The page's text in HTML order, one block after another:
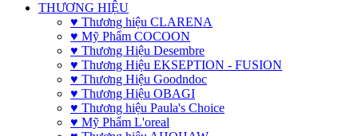
THƯƠNG HIỆU
♥ Thương hiệu CLARENA
♥ Mỹ Phẩm COCOON
♥ Thương Hiệu Desembre
♥ Thương Hiệu EKSEPTION - FUSION
♥ Thương Hiệu Goodndoc
♥ Thương Hiệu OBAGI
♥ Thương hiệu Paula's Choice
♥ Mỹ Phẩm L'oreal